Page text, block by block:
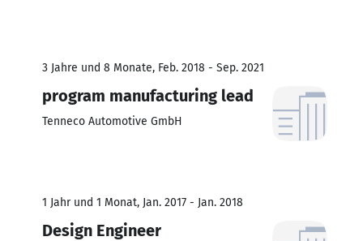
3 Jahre und 8 Monate, Feb. 2018 - Sep. 2021
program manufacturing lead
Tenneco Automotive GmbH
1 Jahr und 1 Monat, Jan. 2017 - Jan. 2018
Design Engineer